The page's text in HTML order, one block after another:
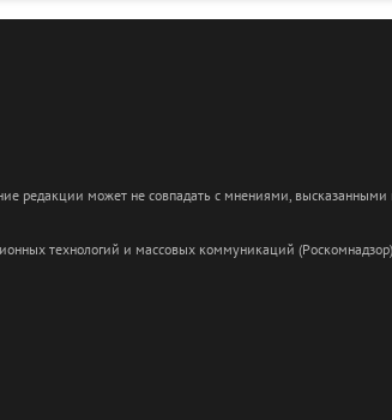
редакции может не совпадать с мнениями,
технологий и массовых коммуникаций